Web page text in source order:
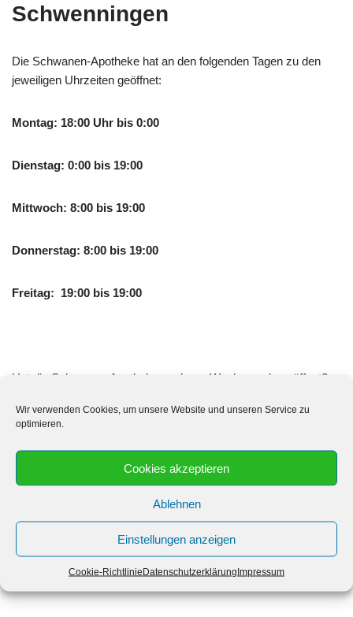
Wir verwenden Cookies, um unsere Website und unseren Service zu
optimieren.
Cookies akzeptieren
Ablehnen
Einstellungen anzeigen
Cookie-RichtlinieDatenschutzerklärungImpressum
Schwenningen
Die Schwanen-Apotheke hat an den folgenden Tagen zu den
jeweiligen Uhrzeiten geöffnet:
Montag: 18:00 Uhr bis 0:00
Dienstag: 0:00 bis 19:00
Mittwoch: 8:00 bis 19:00
Donnerstag: 8:00 bis 19:00
Freitag: 19:00 bis 19:00
Hat die Schwanen-Apotheke auch am Wochenende geöffnet?
folgenden Uhrzeiten geöffnet:
Samstag: 8:00 bis 16:00
Sonntag: Geschlossen bis Geschlossen